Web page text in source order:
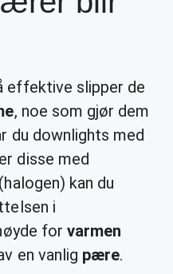
effektive slipper de
, noe som gjør dem
du downlights med
disse med
(halogen) kan du
i
for varmen
en vanlig pære.